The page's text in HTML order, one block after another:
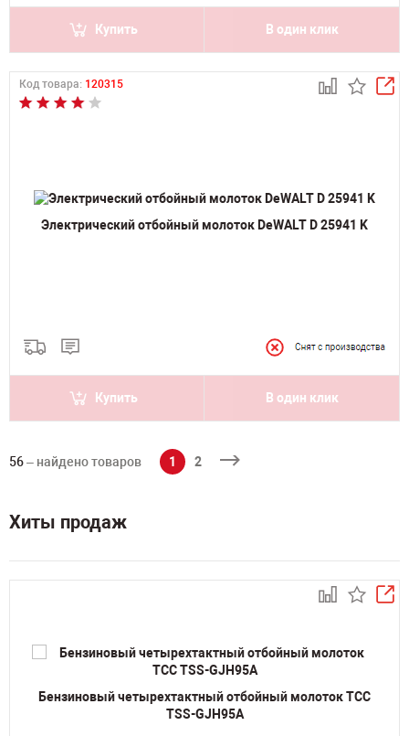
Купить В один клик
Код товара: 120315
Электрический отбойный молоток DeWALT D 25941 K
Купить В один клик
56– найдено товаров 1 2
Хиты продаж
Бензиновый четырехтактный отбойный молоток ТСС
TSS-GJH95A